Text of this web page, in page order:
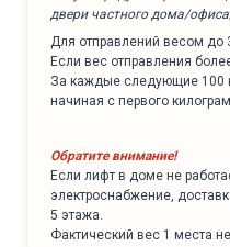
двери частного дома/
Для отправлений весом до
Если вес отправления
За каждые следующие 100
начиная с первого
Обратите внимание!
Если лифт в доме не
электроснабжение,
5 этажа.
Фактический вес 1 места